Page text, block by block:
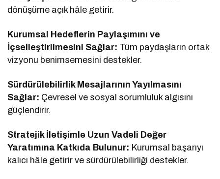
dönüşüme açık hâle getirir.
Kurumsal Hedeflerin Paylaşımını ve
İçselleştirilmesini Sağlar: Tüm paydaşların ortak
vizyonu benimsemesini destekler.
Sürdürülebilirlik Mesajlarının Yayılmasını
Sağlar: Çevresel ve sosyal sorumluluk algısını
güçlendirir.
Stratejik İletişimle Uzun Vadeli Değer
Yaratımına Katkıda Bulunur: Kurumsal başarıyı
kalıcı hâle getirir ve sürdürülebilirliği destekler.